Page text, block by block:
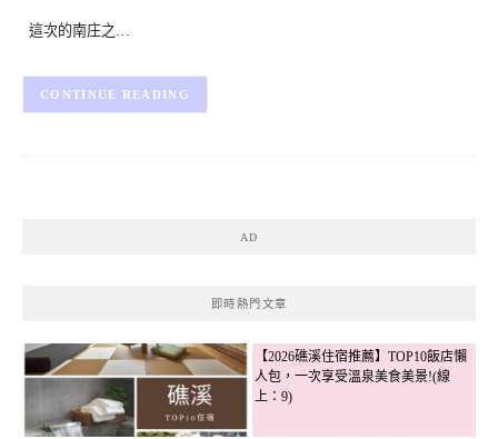
這次的南庄之…
CONTINUE READING
AD
即時熱門文章
【2026礁溪住宿推薦】TOP10飯店懶
人包，一次享受溫泉美食美景!(線
上：9)